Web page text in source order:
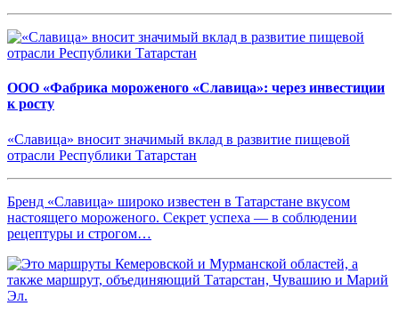
ООО «Фабрика мороженого «Славица»: через инвестиции
к росту
«Славица» вносит значимый вклад в развитие пищевой
отрасли Республики Татарстан
Бренд «Славица» широко известен в Татарстане вкусом
настоящего мороженого. Секрет успеха — в соблюдении
рецептуры и строгом…